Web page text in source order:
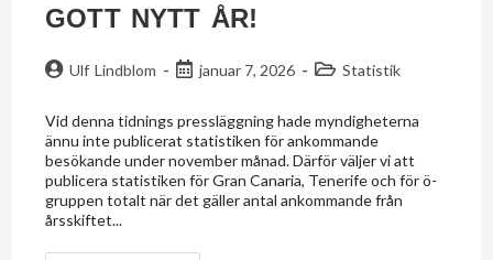
GOTT NYTT ÅR!
Ulf Lindblom januar 7, 2026 Statistik
Vid denna tidnings pressläggning hade myndigheterna
ännu inte publicerat statistiken för ankommande
besökande under november månad. Därför väljer vi att
publicera statistiken för Gran Canaria, Tenerife och för ö-
gruppen totalt när det gäller antal ankommande från
årsskiftet...